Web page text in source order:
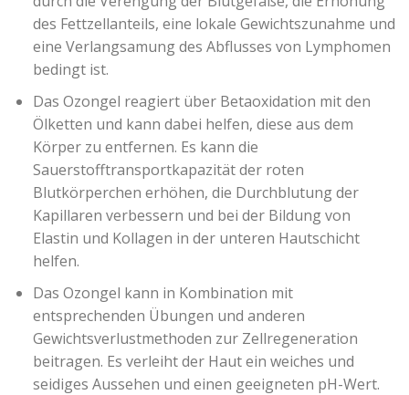
des Fettzellanteils, eine lokale Gewichtszunahme und
eine Verlangsamung des Abflusses von Lymphomen
bedingt ist.
Das Ozongel reagiert über Betaoxidation mit den
Ölketten und kann dabei helfen, diese aus dem
Körper zu entfernen. Es kann die
Sauerstofftransportkapazität der roten
Blutkörperchen erhöhen, die Durchblutung der
Kapillaren verbessern und bei der Bildung von
Elastin und Kollagen in der unteren Hautschicht
helfen.
Das Ozongel kann in Kombination mit
entsprechenden Übungen und anderen
Gewichtsverlustmethoden zur Zellregeneration
beitragen. Es verleiht der Haut ein weiches und
seidiges Aussehen und einen geeigneten pH-Wert.